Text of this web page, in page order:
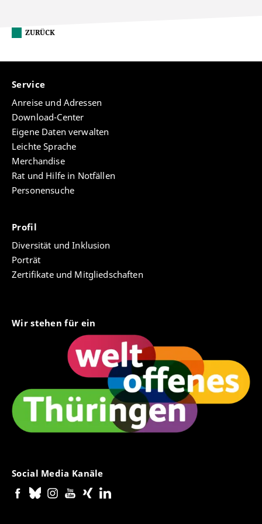
ZURÜCK
Service
Anreise und Adressen
Download-Center
Eigene Daten verwalten
Leichte Sprache
Merchandise
Rat und Hilfe in Notfällen
Personensuche
Profil
Diversität und Inklusion
Porträt
Zertifikate und Mitgliedschaften
Wir stehen für ein
Social Media Kanäle